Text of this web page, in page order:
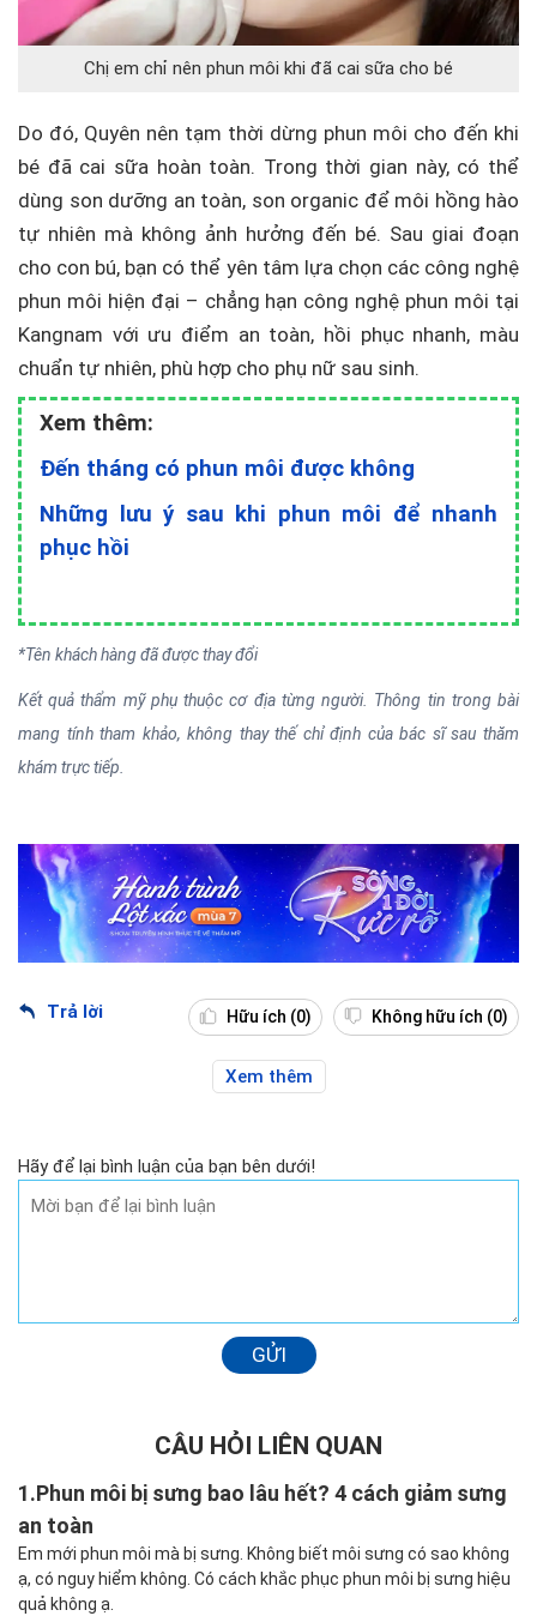
Chị em chỉ nên phun môi khi đã cai sữa cho bé
Do đó, Quyên nên tạm thời dừng phun môi cho đến khi
bé đã cai sữa hoàn toàn. Trong thời gian này, có thể
dùng son dưỡng an toàn, son organic để môi hồng hào
tự nhiên mà không ảnh hưởng đến bé. Sau giai đoạn
cho con bú, bạn có thể yên tâm lựa chọn các công nghệ
phun môi hiện đại – chẳng hạn công nghệ phun môi tại
Kangnam với ưu điểm an toàn, hồi phục nhanh, màu
chuẩn tự nhiên, phù hợp cho phụ nữ sau sinh.
Xem thêm:
Đến tháng có phun môi được không
Những lưu ý sau khi phun môi để nhanh
phục hồi
*Tên khách hàng đã được thay đổi
Kết quả thẩm mỹ phụ thuộc cơ địa từng người. Thông tin trong bài
mang tính tham khảo, không thay thế chỉ định của bác sĩ sau thăm
khám trực tiếp.
Trả lời Hữu ích (0) Không hữu ích (0)
Xem thêm
Hãy để lại bình luận của bạn bên dưới!
GỬI
CÂU HỎI LIÊN QUAN
1.Phun môi bị sưng bao lâu hết? 4 cách giảm sưng
an toàn
Em mới phun môi mà bị sưng. Không biết môi sưng có sao không
ạ, có nguy hiểm không. Có cách khắc phục phun môi bị sưng hiệu
quả không ạ.